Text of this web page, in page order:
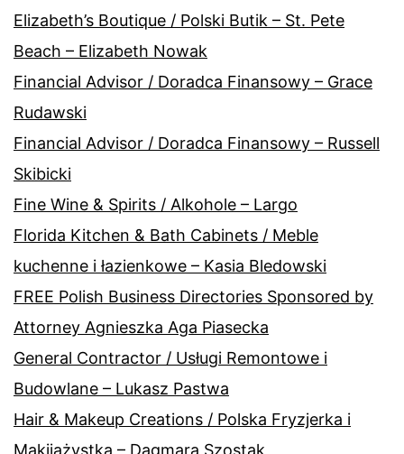
Elizabeth’s Boutique / Polski Butik – St. Pete
Beach – Elizabeth Nowak
Financial Advisor / Doradca Finansowy – Grace
Rudawski
Financial Advisor / Doradca Finansowy – Russell
Skibicki
Fine Wine & Spirits / Alkohole – Largo
Florida Kitchen & Bath Cabinets / Meble
kuchenne i łazienkowe – Kasia Bledowski
FREE Polish Business Directories Sponsored by
Attorney Agnieszka Aga Piasecka
General Contractor / Usługi Remontowe i
Budowlane – Lukasz Pastwa
Hair & Makeup Creations / Polska Fryzjerka i
Makijażystka – Dagmara Szostak